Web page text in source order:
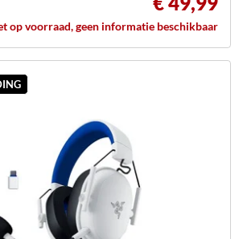
op voorraad, geen informatie beschikbaar